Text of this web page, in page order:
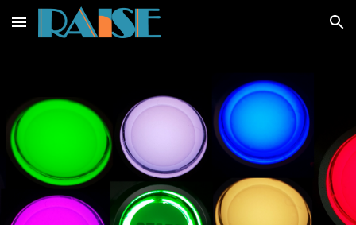
Skip to main content Skip to navigation